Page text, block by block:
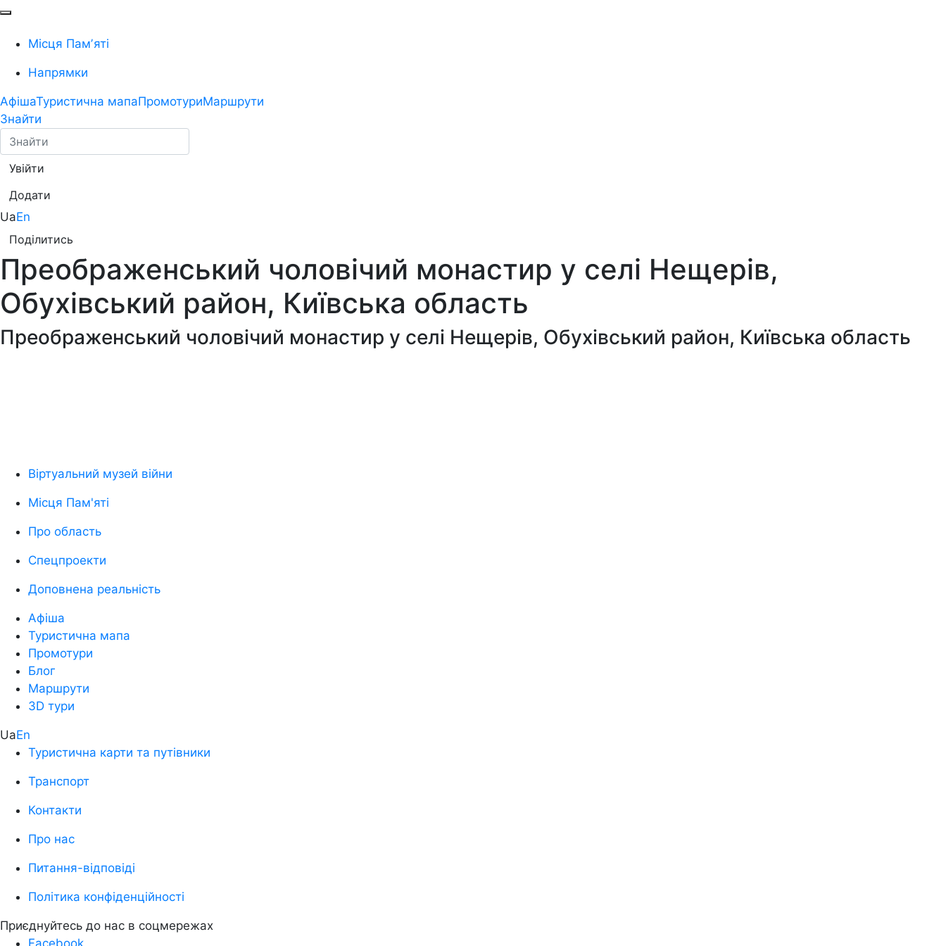
Місця Памʼяті
Напрямки
АфішаТуристична мапаПромотуриМаршрути
Знайти
Увійти
Додати
UaEn
Поділитись
Преображенський чоловічий монастир у селі Нещерів,
Обухівський район, Київська область
Преображенський чоловічий монастир у селі Нещерів, Обухівський район, Київська область
Віртуальний музей війни
Місця Пам'яті
Про область
Спецпроекти
Доповнена реальність
Афіша
Туристична мапа
Промотури
Блог
Маршрути
3D тури
UaEn
Туристична карти та путівники
Транспорт
Контакти
Про нас
Питання-відповіді
Політика конфіденційності
Приєднуйтесь до нас в соцмережах
Facebook